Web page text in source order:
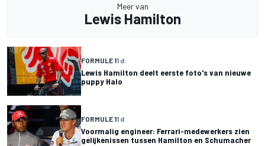
Meer van
Lewis Hamilton
FORMULE 11 d
Lewis Hamilton deelt eerste foto's van nieuwe
puppy Halo
FORMULE 11 d
Voormalig engineer: Ferrari-medewerkers zien
gelijkenissen tussen Hamilton en Schumacher